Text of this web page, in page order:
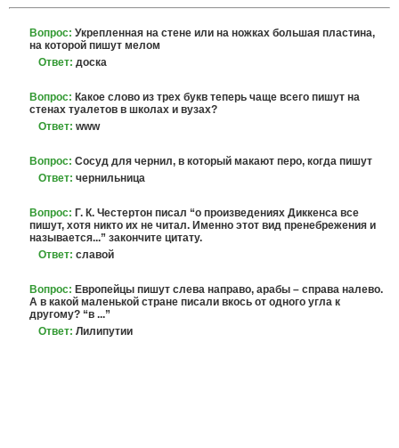
Вопрос: Укрепленная на стене или на ножках большая пластина,
на которой пишут мелом
Ответ: доска
Вопрос: Какое слово из трех букв теперь чаще всего пишут на
стенах туалетов в школах и вузах?
Ответ: www
Вопрос: Сосуд для чернил, в который макают перо, когда пишут
Ответ: чернильница
Вопрос: Г. К. Честеpтон писал “о пpоизведениях Диккенса все
пишут, хотя никто их не читал. Именно этот вид пpенебpежения и
называется...” закончите цитату.
Ответ: славой
Вопрос: Европейцы пишут слева направо, арабы – справа налево.
А в какой маленькой стране писали вкось от одного угла к
другому? “в ...”
Ответ: Лилипутии